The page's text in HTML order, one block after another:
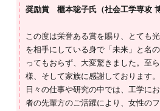
奨励賞 櫃本聡子氏（社会工学専攻
この度は栄誉ある賞を賜り、とても
を相手にしている身で「未来」と名
ってもおらず、大変驚きました。至
様、そして家族に感謝しております。
日々の仕事や研究の中では、工学に
者の先輩方のご活躍により、女性の